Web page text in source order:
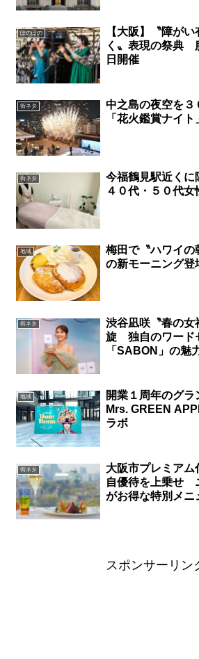
ぽのぽの
【大阪】〝障が
く〟表現の祭典
日開催
街ネタ
中之島の夜空を３
「花火鑑賞ナイト
街ネタ
今福鶴見駅近く
４０代・５０代女
地域
梅田で〝ハワイ
の新モーニング登
街ネタ
渋谷凪咲〝春の女
旋 独自のワード
「SABON」の魅
地域
開業１周年のグ
Mrs. GREEN
ラボ
街ネタ
大阪市プレミアム
自優待を上乗せ
がお得な特別メニ
スポンサーリン